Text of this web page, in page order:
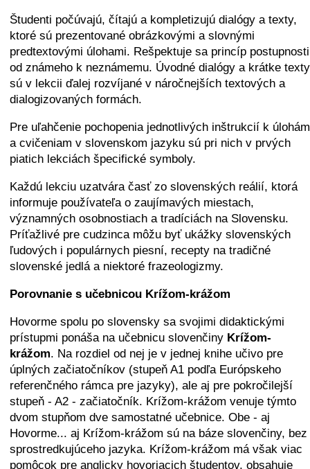
Študenti počúvajú, čítajú a kompletizujú dialógy a texty,
ktoré sú prezentované obrázkovými a slovnými
predtextovými úlohami. Rešpektuje sa princíp postupnosti
od známeho k neznámemu. Úvodné dialógy a krátke texty
sú v lekcii ďalej rozvíjané v náročnejších textových a
dialogizovaných formách.
Pre uľahčenie pochopenia jednotlivých inštrukcií k úlohám
a cvičeniam v slovenskom jazyku sú pri nich v prvých
piatich lekciách špecifické symboly.
Každú lekciu uzatvára časť zo slovenských reálií, ktorá
informuje používateľa o zaujímavých miestach,
významných osobnostiach a tradíciách na Slovensku.
Príťažlivé pre cudzinca môžu byť ukážky slovenských
ľudových i populárnych piesní, recepty na tradičné
slovenské jedlá a niektoré frazeologizmy.
Porovnanie s učebnicou Krížom-krážom
Hovorme spolu po slovensky sa svojimi didaktickými
prístupmi ponáša na učebnicu slovenčiny Krížom-
krážom. Na rozdiel od nej je v jednej knihe učivo pre
úplných začiatočníkov (stupeň A1 podľa Európskeho
referenčného rámca pre jazyky), ale aj pre pokročilejší
stupeň - A2 - začiatočník. Krížom-krážom venuje týmto
dvom stupňom dve samostatné učebnice. Obe - aj
Hovorme... aj Krížom-krážom sú na báze slovenčiny, bez
sprostredkujúceho jazyka. Krížom-krážom má však viac
pomôcok pre anglicky hovoriacich študentov, obsahuje